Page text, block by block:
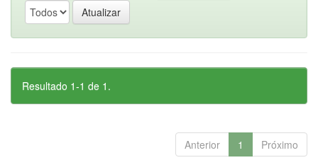
Resultado 1-1 de 1.
Anterior 1 Próximo